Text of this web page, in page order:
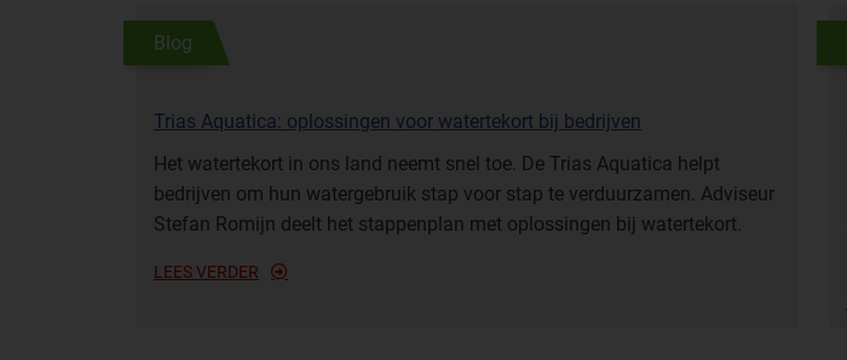
Blog
Trias Aquatica: oplossingen voor watertekort bij bedrijven
Het watertekort in ons land neemt snel toe. De Trias Aquatica helpt
bedrijven om hun watergebruik stap voor stap te verduurzamen. Adviseur
Stefan Romijn deelt het stappenplan met oplossingen bij watertekort.
LEES VERDER